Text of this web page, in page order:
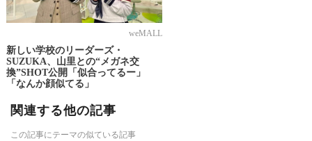
weMALL
新しい学校のリーダーズ・
SUZUKA、山里との“メガネ交
換”SHOT公開「似合ってるー」
「なんか顔似てる」
関連する他の記事
この記事にテーマの似ている記事